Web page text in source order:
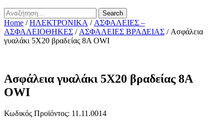
Search
Home /ΗΛΕΚΤΡΟΝΙΚΑ / ΑΣΦΑΛΕΙΕΣ –
ΑΣΦΑΛΕΙΟΘΗΚΕΣ / ΑΣΦΑΛΕΙΕΣ ΒΡΑΔΕΙΑΣ / Ασφάλεια
γυαλάκι 5X20 βραδείας 8A OWI
Ασφάλεια γυαλάκι 5X20 βραδείας 8A
OWI
Κωδικός Προϊόντος: 11.11.0014